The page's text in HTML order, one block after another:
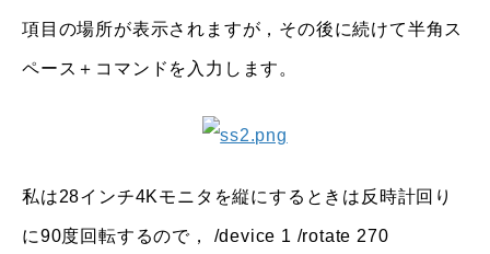
項目の場所が表示されますが，その後に続けて半角ス
ペース＋コマンドを入力します。
私は28インチ4Kモニタを縦にするときは反時計回り
に90度回転するので， /device 1 /rotate 270